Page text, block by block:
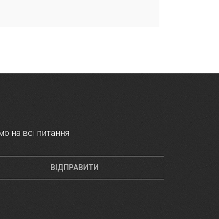
на всі питання
ВІДПРАВИТИ